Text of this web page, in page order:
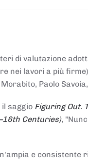
di valutazione
nei lavori a più
Paolo
il saggio Figuring Out.
Centuries),
e consistente